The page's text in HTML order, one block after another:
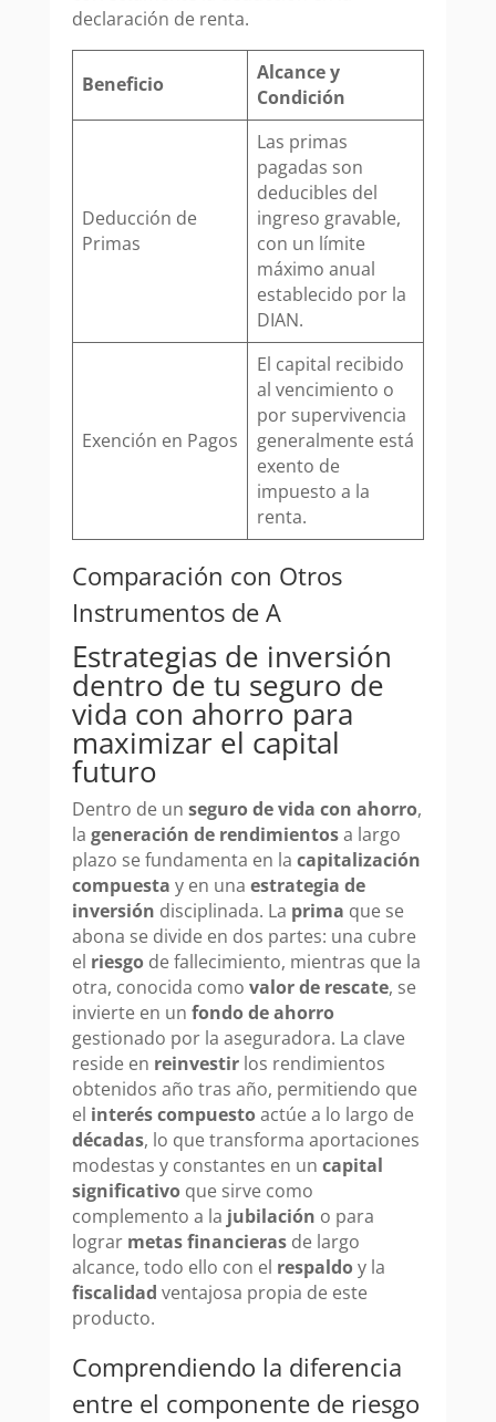
declaración de renta.
Beneficio
Alcance y
Condición
Deducción de
Primas
Las primas
pagadas son
deducibles del
ingreso gravable,
con un límite
máximo anual
establecido por la
DIAN.
Exención en Pagos
El capital recibido
al vencimiento o
por supervivencia
generalmente está
exento de
impuesto a la
renta.
Comparación con Otros
Instrumentos de A
Estrategias de inversión
dentro de tu seguro de
vida con ahorro para
maximizar el capital
futuro
Dentro de un seguro de vida con ahorro,
la generación de rendimientosa largo
plazo se fundamenta en la capitalización
compuesta y en una estrategia de
inversión disciplinada. La prima que se
abona se divide en dos partes: una cubre
el riesgode fallecimiento, mientras que la
otra, conocida como valor de rescate, se
invierte en un fondo de ahorro
gestionado por la aseguradora. La clave
reside en reinvestirlos rendimientos
obtenidos año tras año, permitiendo que
el interés compuestoactúe a lo largo de
décadas, lo que transforma aportaciones
modestas y constantes en un capital
significativoque sirve como
complemento a la jubilación o para
lograr metas financierasde largo
alcance, todo ello con el respaldoy la
fiscalidad ventajosa propia de este
producto.
Comprendiendo la diferencia
entre el componente de riesgo